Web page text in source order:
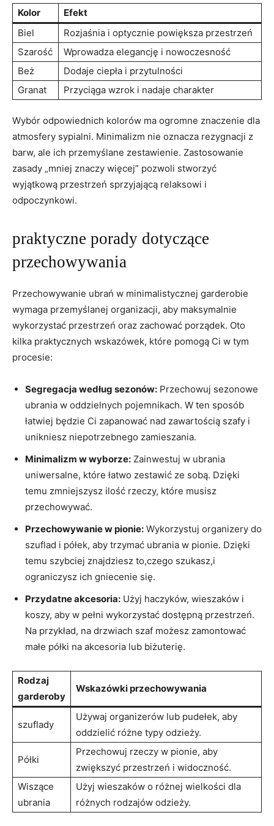
Kolor
Efekt
Biel
Rozjaśnia i optycznie powiększa przestrzeń
Szarość
Wprowadza elegancję i nowoczesność
Beż
Dodaje ciepła i przytulności
Granat
Przyciąga wzrok i nadaje charakter
Wybór odpowiednich kolorów ma ogromne znaczenie dla
atmosfery sypialni. Minimalizm nie oznacza rezygnacji z
barw, ale ich przemyślane zestawienie. Zastosowanie
zasady „mniej znaczy więcej” pozwoli stworzyć
wyjątkową przestrzeń sprzyjającą relaksowi i
odpoczynkowi.
praktyczne porady dotyczące
przechowywania
Przechowywanie ubrań w minimalistycznej garderobie
wymaga przemyślanej organizacji, aby maksymalnie
wykorzystać przestrzeń oraz zachować porządek. Oto
kilka praktycznych wskazówek, które pomogą Ci w tym
procesie:
Segregacja według sezonów: Przechowuj sezonowe
ubrania w oddzielnych pojemnikach. W ten sposób
łatwiej będzie Ci zapanować nad zawartością szafy i
unikniesz niepotrzebnego zamieszania.
Minimalizm w wyborze: Zainwestuj w ubrania
uniwersalne, które łatwo zestawić ze sobą. Dzięki
temu zmniejszysz ilość rzeczy, które musisz
przechowywać.
Przechowywanie w pionie: Wykorzystuj organizery do
szuflad i półek, aby trzymać ubrania w pionie. Dzięki
temu szybciej znajdziesz to,czego szukasz,i
ograniczysz ich gniecenie się.
Przydatne akcesoria: Użyj haczyków, wieszaków i
koszy, aby w pełni wykorzystać dostępną przestrzeń.
Na przykład, na drzwiach szaf możesz zamontować
małe półki na akcesoria lub biżuterię.
Rodzaj
garderoby
Wskazówki przechowywania
szuflady
Używaj organizerów lub pudełek, aby
oddzielić różne typy odzieży.
Półki
Przechowuj rzeczy w pionie, aby
zwiększyć przestrzeń i widoczność.
Wiszące
ubrania
Użyj wieszaków o różnej wielkości dla
różnych rodzajów odzieży.